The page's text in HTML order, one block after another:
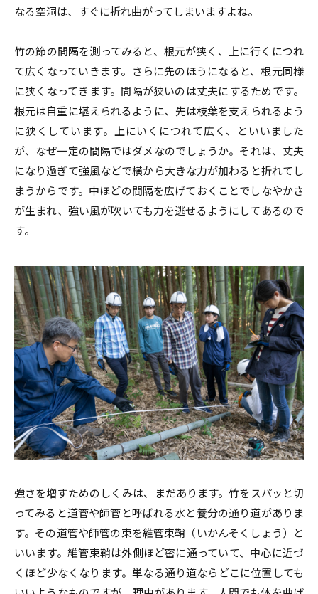
なる空洞は、すぐに折れ曲がってしまいますよね。
竹の節の間隔を測ってみると、根元が狭く、上に行くにつれ
て広くなっていきます。さらに先のほうになると、根元同様
に狭くなってきます。間隔が狭いのは丈夫にするためです。
根元は自重に堪えられるように、先は枝葉を支えられるよう
に狭くしています。上にいくにつれて広く、といいました
が、なぜ一定の間隔ではダメなのでしょうか。それは、丈夫
になり過ぎて強風などで横から大きな力が加わると折れてし
まうからです。中ほどの間隔を広げておくことでしなやかさ
が生まれ、強い風が吹いても力を逃せるようにしてあるので
す。
強さを増すためのしくみは、まだあります。竹をスパッと切
ってみると道管や師管と呼ばれる水と養分の通り道がありま
す。その道管や師管の束を維管束鞘（いかんそくしょう）と
いいます。維管束鞘は外側ほど密に通っていて、中心に近づ
くほど少なくなります。単なる通り道ならどこに位置しても